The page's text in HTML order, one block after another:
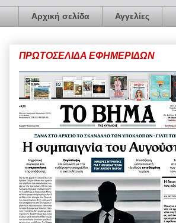
Αρχική σελίδα Αγγελίες
ΠΡΩΤΟΣΕΛΙΔΑ ΕΦΗΜΕΡΙΔΩΝ